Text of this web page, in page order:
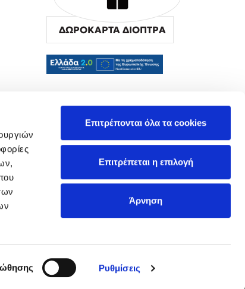
Ρυθμίσεις
Επιτρέπονται όλα τα cookies
Επιτρέπεται η επιλογή
Άρνηση
ΔΩΡΟΚΑΡΤΑ ΔΙΟΠΤΡΑ